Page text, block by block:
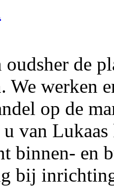
de
We werken
op de
van
binnen- en
bij